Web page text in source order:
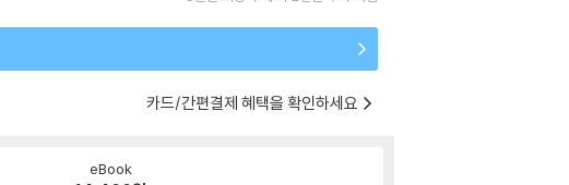
카드/간편결제 혜택을 확인하세요
eBook